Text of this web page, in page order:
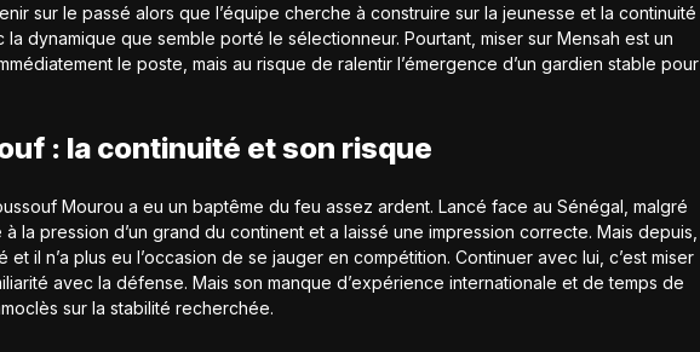
sur le passé alors que l’équipe cherche à construire sur la jeunesse et la continuité
dynamique que semble porté le sélectionneur. Pourtant, miser sur Mensah est un
le poste, mais au risque de ralentir l’émergence d’un gardien stable pour
: la continuité et son risque
Mourou a eu un baptême du feu assez ardent. Lancé face au Sénégal, malgré
la pression d’un grand du continent et a laissé une impression correcte. Mais depuis,
et il n’a plus eu l’occasion de se jauger en compétition. Continuer avec lui, c’est miser
avec la défense. Mais son manque d’expérience internationale et de temps de
sur la stabilité recherchée.